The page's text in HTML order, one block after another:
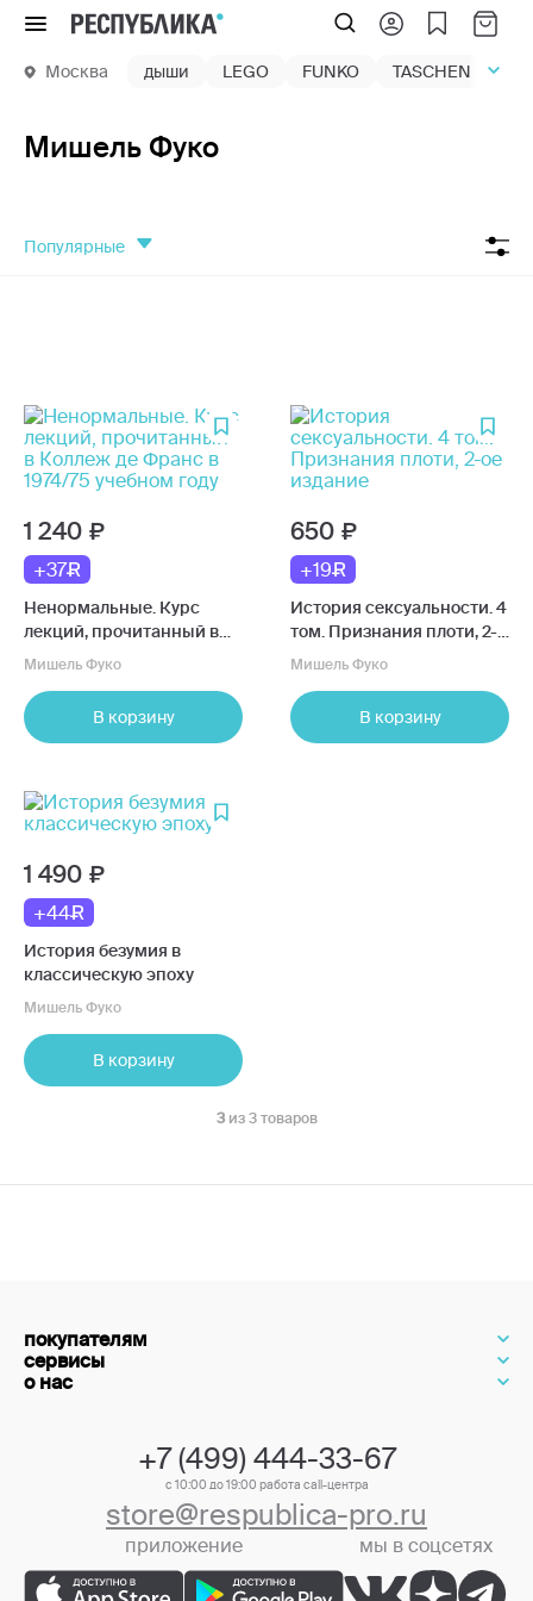
Меню
Москва дыши LEGO FUNKO TASCHEN
Мишель Фуко
популярные
1 240
+37
Ненормальные. Курс
лекций, прочитанный в
Коллеж де Франс в 1974/75
Мишель Фуко
В корзину
650
+19
История сексуальности. 4
том. Признания плоти, 2-
ое издание
Мишель Фуко
В корзину
1 490
+44
История безумия в
классическую эпоху
Мишель Фуко
В корзину
3 из 3 товаров
покупателям
сервисы
о нас
+7 (499) 444-33-67
с 10:00 до 19:00 работа call-центра
store@respublica-pro.ru
приложение мы в соцсетях